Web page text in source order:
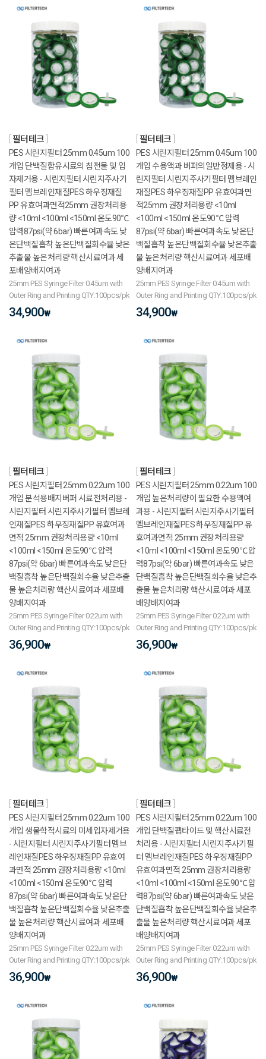
필터테크
PES 시린지필터 25mm 0.45um 100
개입 단백질함유시료의 침전물 및 입
자제거용 - 시린지필터 시린지주사기
필터 멤브레인재질PES 하우징재질
PP 유효여과면적25mm 권장처리용
량 <10ml <100ml <150ml 온도90℃
압력87psi(약 6bar) 빠른여과속도 낮
은단백질흡착 높은단백질회수율 낮은
추출물 높은처리량 핵산시료여과 세
포배양배지여과
25mm PES Syringe Filter 0.45um with
Outer Ring and Printing QTY:100pcs/pk
34,900₩
필터테크
PES 시린지필터 25mm 0.45um 100
개입 수용액과 버퍼의일반정제용 - 시
린지필터 시린지주사기필터 멤브레인
재질PES 하우징재질PP 유효여과면
적25mm 권장처리용량 <10ml
<100ml <150ml 온도90℃ 압력
87psi(약 6bar) 빠른여과속도 낮은단
백질흡착 높은단백질회수율 낮은추출
물 높은처리량 핵산시료여과 세포배
양배지여과
25mm PES Syringe Filter 0.45um with
Outer Ring and Printing QTY:100pcs/pk
34,900₩
필터테크
PES 시린지필터 25mm 0.22um 100
개입 분석용배지버퍼 시료전처리용 -
시린지필터 시린지주사기필터 멤브레
인재질PES 하우징재질PP 유효여과
면적 25mm 권장처리용량 <10ml
<100ml <150ml 온도90℃ 압력
87psi(약 6bar) 빠른여과속도 낮은단
백질흡착 높은단백질회수율 낮은추출
물 높은처리량 핵산시료여과 세포배
양배지여과
25mm PES Syringe Filter 0.22um with
Outer Ring and Printing QTY:100pcs/pk
36,900₩
필터테크
PES 시린지필터 25mm 0.22um 100
개입 높은처리량이 필요한 수용액여
과용 - 시린지필터 시린지주사기필터
멤브레인재질PES 하우징재질PP 유
효여과면적 25mm 권장처리용량
<10ml <100ml <150ml 온도90℃ 압
력87psi(약 6bar) 빠른여과속도 낮은
단백질흡착 높은단백질회수율 낮은추
출물 높은처리량 핵산시료여과 세포
배양배지여과
25mm PES Syringe Filter 0.22um with
Outer Ring and Printing QTY:100pcs/pk
36,900₩
필터테크
PES 시린지필터 25mm 0.22um 100
개입 생물학적시료의 미세입자제거용
- 시린지필터 시린지주사기필터 멤브
레인재질PES 하우징재질PP 유효여
과면적 25mm 권장처리용량 <10ml
<100ml <150ml 온도90℃ 압력
87psi(약 6bar) 빠른여과속도 낮은단
백질흡착 높은단백질회수율 낮은추출
물 높은처리량 핵산시료여과 세포배
양배지여과
25mm PES Syringe Filter 0.22um with
Outer Ring and Printing QTY:100pcs/pk
36,900₩
필터테크
PES 시린지필터 25mm 0.22um 100
개입 단백질펩타이드 및 핵산시료전
처리용 - 시린지필터 시린지주사기필
터 멤브레인재질PES 하우징재질PP
유효여과면적 25mm 권장처리용량
<10ml <100ml <150ml 온도90℃ 압
력87psi(약 6bar) 빠른여과속도 낮은
단백질흡착 높은단백질회수율 낮은추
출물 높은처리량 핵산시료여과 세포
배양배지여과
25mm PES Syringe Filter 0.22um with
Outer Ring and Printing QTY:100pcs/pk
36,900₩